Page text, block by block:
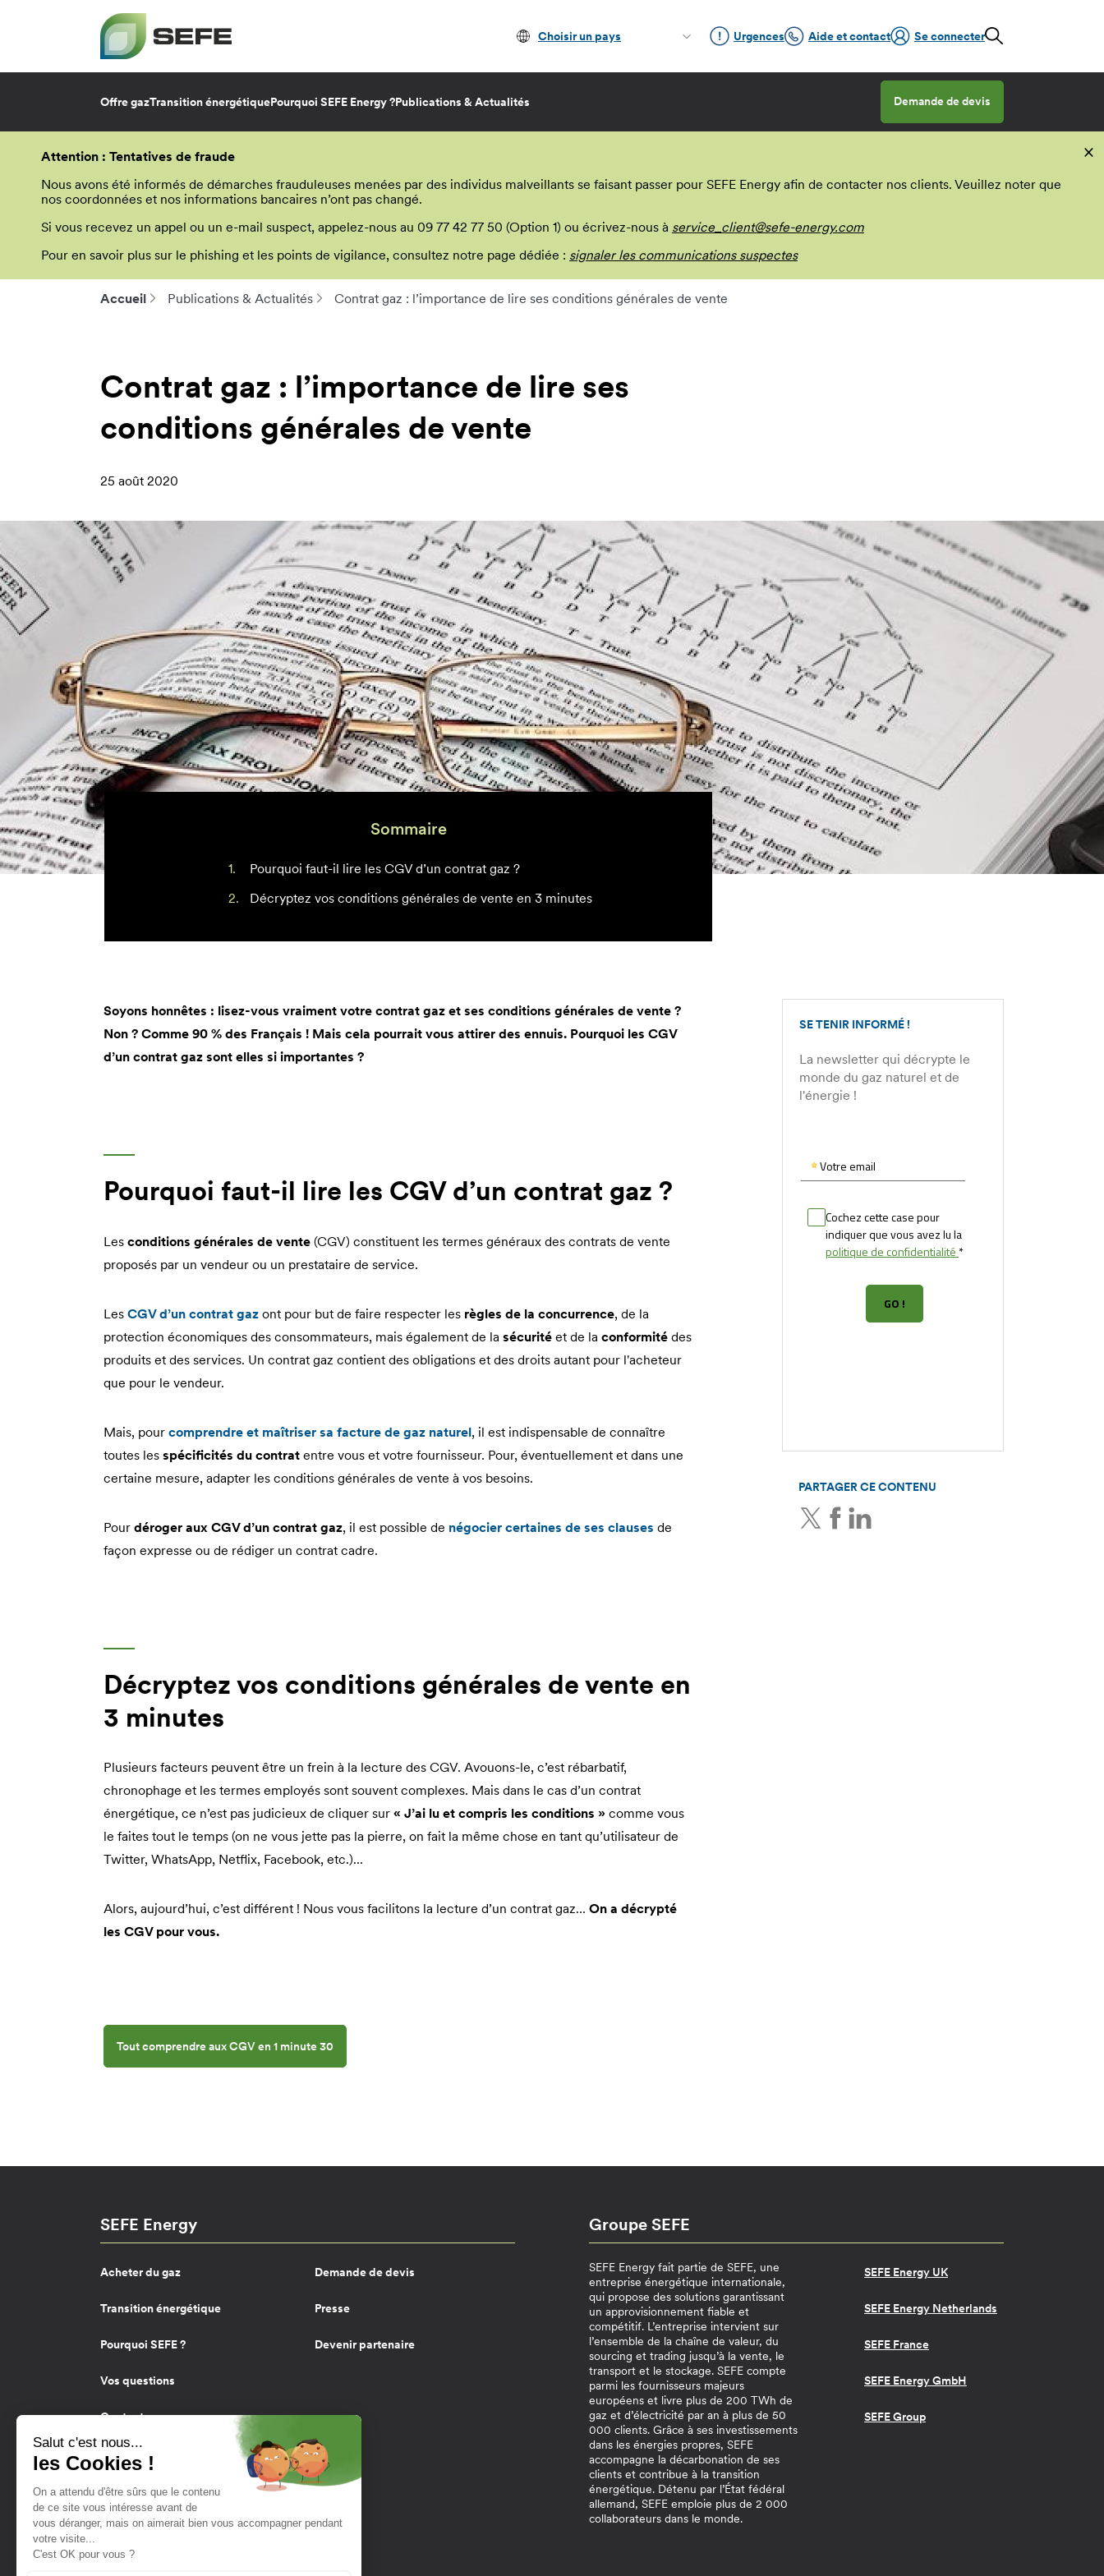
principal
Attention : Tentatives de fraude
Nous avons été informés de démarches frauduleuses menées par des individus malveillants se faisant passer pour SEFE Energy afin de contacter nos clients. Veuillez noter que
nos coordonnées et nos informations bancaires n’ont pas changé.
Si vous recevez un appel ou un e-mail suspect, appelez-nous au 09 77 42 77 50 (Option 1) ou écrivez-nous à service_client@sefe-energy.com
Pour en savoir plus sur le phishing et les points de vigilance, consultez notre page dédiée : signaler les communications suspectes
×
Choisir un pays Urgences Aide et contact Se connecter
Offre gazTransition énergétiquePourquoi SEFE Energy ?Publications & Actualités Demande de devis
Accueil Publications & Actualités Contrat gaz : l’importance de lire ses conditions générales de vente
Contrat gaz : l’importance de lire ses
conditions générales de vente
25 août 2020
Sommaire
Pourquoi faut-il lire les CGV d’un contrat gaz ?
Décryptez vos conditions générales de vente en 3 minutes
Soyons honnêtes : lisez-vous vraiment votre contrat gaz et ses conditions générales de vente ?
Non ? Comme 90 % des Français ! Mais cela pourrait vous attirer des ennuis. Pourquoi les CGV
d’un contrat gaz sont elles si importantes ?
Pourquoi faut-il lire les CGV d’un contrat gaz ?
Les conditions générales de vente (CGV) constituent les termes généraux des contrats de vente
proposés par un vendeur ou un prestataire de service.
Les CGV d’un contrat gaz ont pour but de faire respecter les règles de la concurrence, de la
protection économiques des consommateurs, mais également de la sécurité et de la conformité des
produits et des services. Un contrat gaz contient des obligations et des droits autant pour l'acheteur
que pour le vendeur.
Mais, pour comprendre et maîtriser sa facture de gaz naturel, il est indispensable de connaître
toutes les spécificités du contrat entre vous et votre fournisseur. Pour, éventuellement et dans une
certaine mesure, adapter les conditions générales de vente à vos besoins.
Pour déroger aux CGV d’un contrat gaz, il est possible de négocier certaines de ses clauses de
façon expresse ou de rédiger un contrat cadre.
Décryptez vos conditions générales de vente en
3 minutes
Plusieurs facteurs peuvent être un frein à la lecture des CGV. Avouons-le, c’est rébarbatif,
chronophage et les termes employés sont souvent complexes. Mais dans le cas d’un contrat
énergétique, ce n’est pas judicieux de cliquer sur « J’ai lu et compris les conditions » comme vous
le faites tout le temps (on ne vous jette pas la pierre, on fait la même chose en tant qu’utilisateur de
Twitter, WhatsApp, Netflix, Facebook, etc.)...
Alors, aujourd’hui, c’est différent ! Nous vous facilitons la lecture d’un contrat gaz… On a décrypté
les CGV pour vous.
Tout comprendre aux CGV en 1 minute 30
SE TENIR INFORMÉ !
La newsletter qui décrypte le
monde du gaz naturel et de
l'énergie !
PARTAGER CE CONTENU
Twitter
SEFE Energy
Acheter du gaz
Transition énergétique
Pourquoi SEFE ?
Vos questions
Contact
Demande de devis
Presse
Devenir partenaire
TwitterYouTube
Groupe SEFE
SEFE Energy fait partie de SEFE, une
entreprise énergétique internationale,
qui propose des solutions garantissant
un approvisionnement fiable et
compétitif. L’entreprise intervient sur
l’ensemble de la chaîne de valeur, du
sourcing et trading jusqu’à la vente, le
transport et le stockage. SEFE compte
parmi les fournisseurs majeurs
européens et livre plus de 200 TWh de
gaz et d’électricité par an à plus de 50
000 clients. Grâce à ses investissements
dans les énergies propres, SEFE
accompagne la décarbonation de ses
clients et contribue à la transition
énergétique. Détenu par l’État fédéral
allemand, SEFE emploie plus de 2 000
collaborateurs dans le monde.
SEFE Energy UK
SEFE Energy Netherlands
SEFE France
SEFE Energy GmbH
SEFE Group